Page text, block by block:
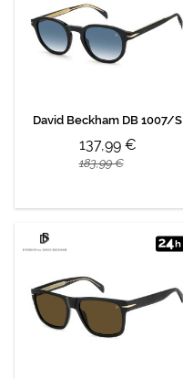
David Beckham DB 1007/S
137,99 €
183,99 €